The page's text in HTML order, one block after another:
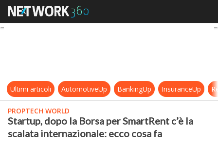
Startup, dopo la Borsa per
Ultimi articoli AutomotiveUp BankingUp InsuranceUp
PROPTECH WORLD
Startup, dopo la Borsa per SmartRent c’è la
scalata internazionale: ecco cosa fa